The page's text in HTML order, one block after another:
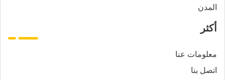
المدن
أكثر
معلومات عنا
اتصل بنا